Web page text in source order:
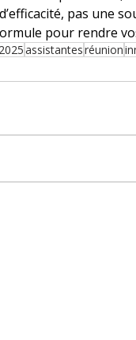
pas une
pour rendre
2025assistantesréunion